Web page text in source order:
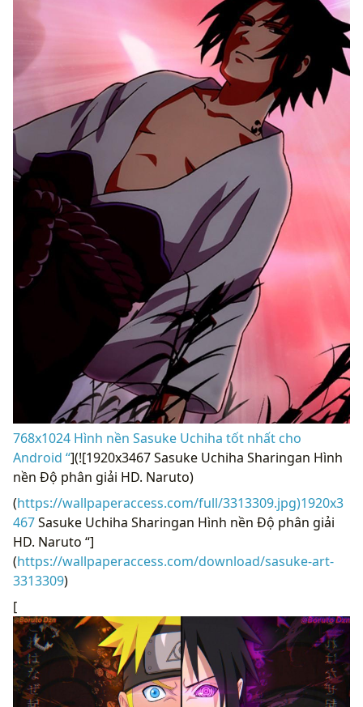
768x1024 Hình nền Sasuke Uchiha tốt nhất cho
Android “](![1920x3467 Sasuke Uchiha Sharingan Hình
nền Độ phân giải HD. Naruto)
(https://wallpaperaccess.com/full/3313309.jpg)1920x3
467Sasuke Uchiha Sharingan Hình nền Độ phân giải
HD. Naruto “]
(https://wallpaperaccess.com/download/sasuke-art-
3313309)
[